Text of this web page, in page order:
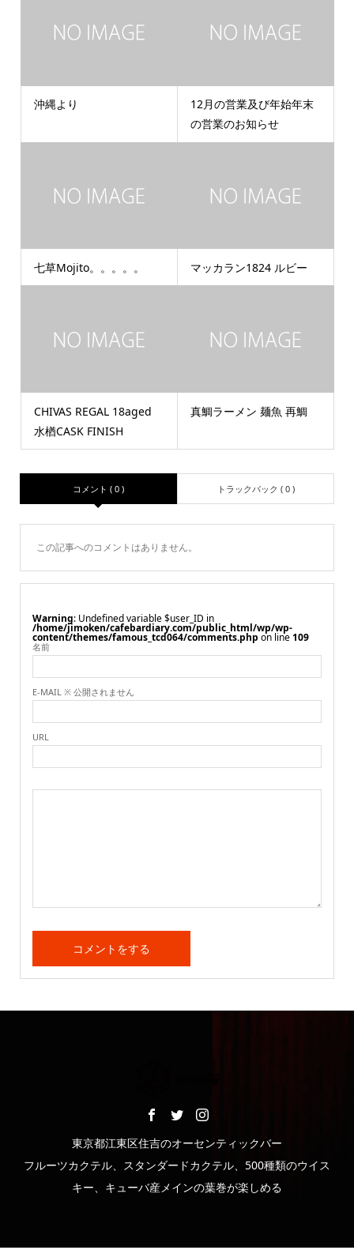
沖縄より
12月の営業及び年始年末
の営業のお知らせ
七草Mojito。。。。。 マッカラン1824 ルビー
CHIVAS REGAL 18aged
水楢CASK FINISH
真鯛ラーメン 麺魚 再鯛
コメント ( 0 ) トラックバック ( 0 )
この記事へのコメントはありません。
Warning : Undefined variable $user_ID in
/home/jimoken/cafebardiary.com/public_html/wp/wp-
content/themes/famous_tcd064/comments.php on line109
名前
E-MAIL ※ 公開されません
URL
東京都江東区住吉のオーセンティックバー
フルーツカクテル、スタンダードカクテル、500種類のウイス
キー、キューバ産メインの葉巻が楽しめる